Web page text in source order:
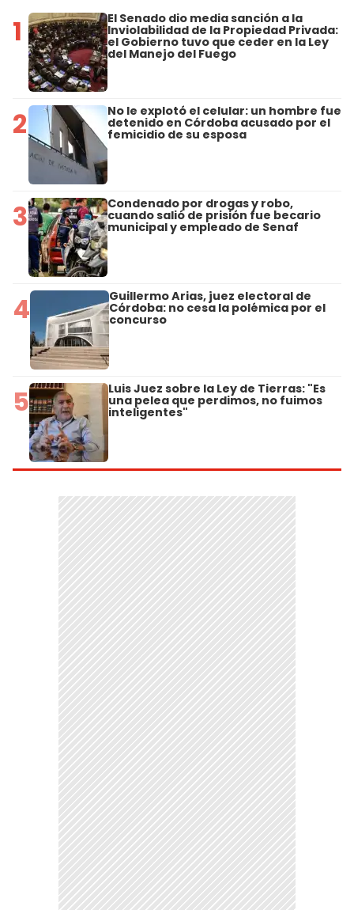
1 El Senado dio media sanción a la
Inviolabilidad de la Propiedad Privada:
el Gobierno tuvo que ceder en la Ley
del Manejo del Fuego
2 No le explotó el celular: un hombre fue
detenido en Córdoba acusado por el
femicidio de su esposa
3 Condenado por drogas y robo,
cuando salió de prisión fue becario
municipal y empleado de Senaf
4 Guillermo Arias, juez electoral de
Córdoba: no cesa la polémica por el
concurso
5 Luis Juez sobre la Ley de Tierras: "Es
una pelea que perdimos, no fuimos
inteligentes"